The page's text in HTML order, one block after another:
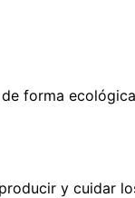
forma
y cuidar